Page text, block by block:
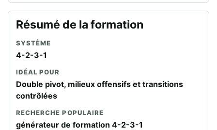
Résumé de la formation
SYSTÈME
4-2-3-1
IDÉAL POUR
Double pivot, milieux offensifs et transitions
contrôlées
RECHERCHE POPULAIRE
générateur de formation 4-2-3-1